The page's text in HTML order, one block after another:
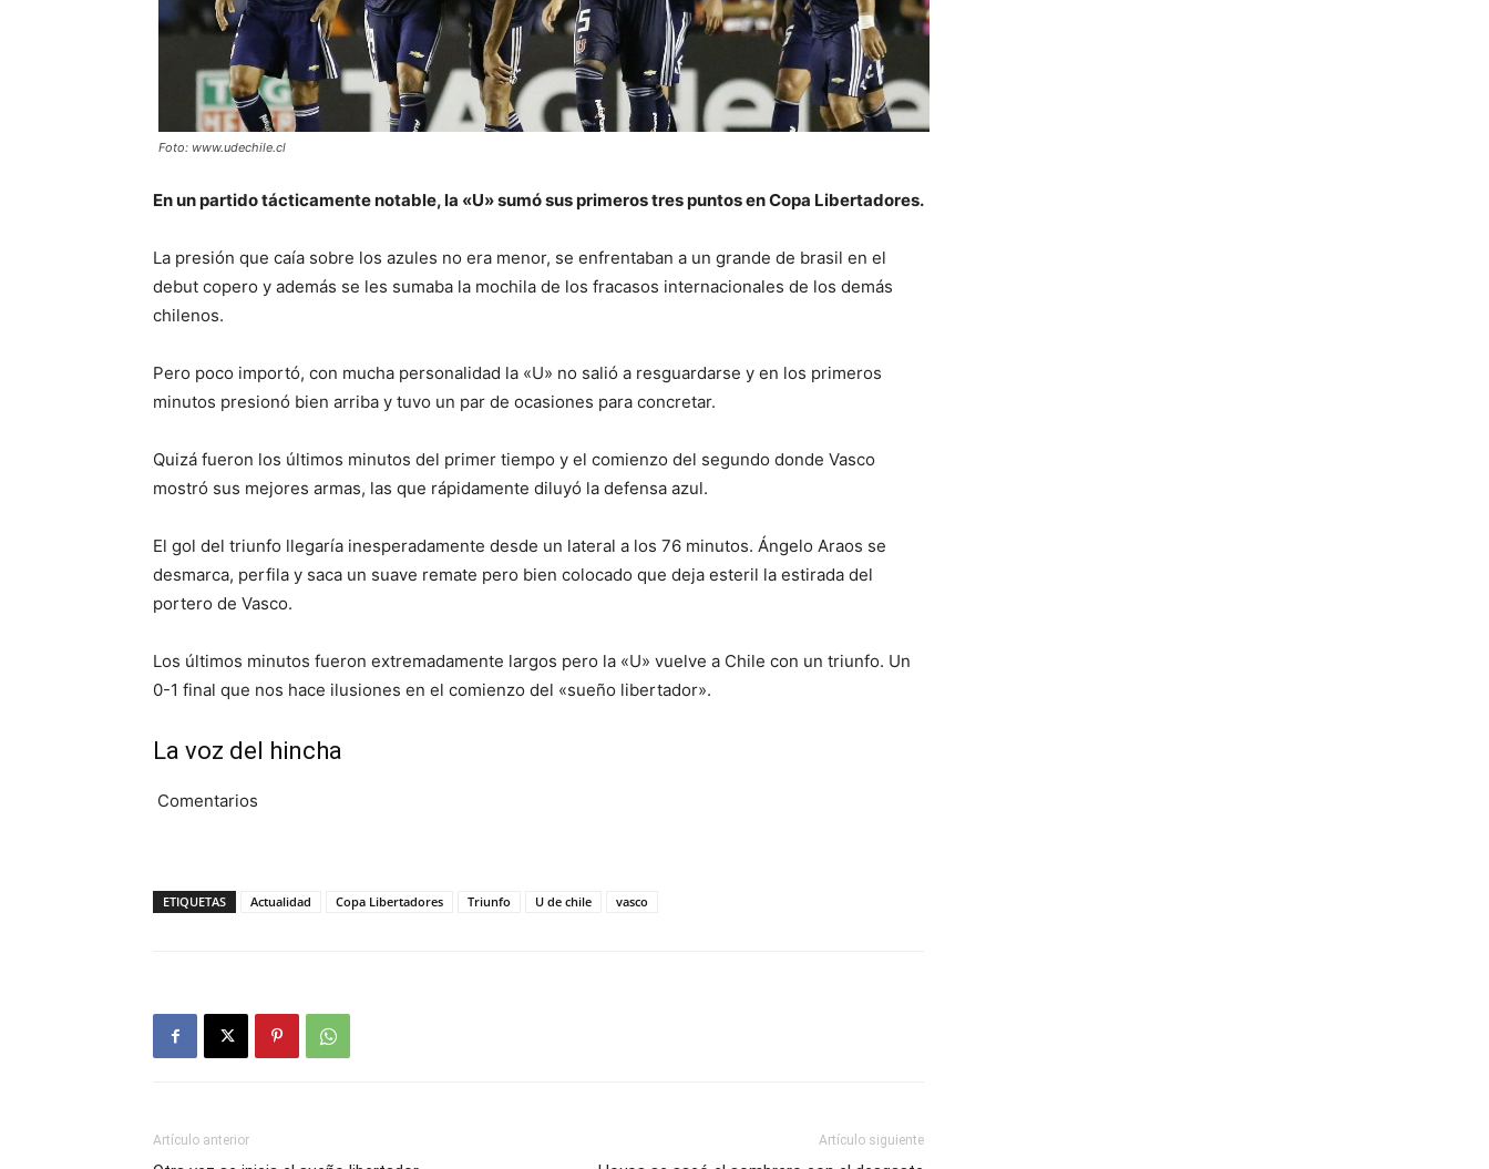
Foto: www.udechile.cl
En un partido tácticamente notable, la «U» sumó sus primeros tres puntos en Copa Libertadores.
La presión que caía sobre los azules no era menor, se enfrentaban a un grande de brasil en el
debut copero y además se les sumaba la mochila de los fracasos internacionales de los demás
chilenos.
Pero poco importó, con mucha personalidad la «U» no salió a resguardarse y en los primeros
minutos presionó bien arriba y tuvo un par de ocasiones para concretar.
Quizá fueron los últimos minutos del primer tiempo y el comienzo del segundo donde Vasco
mostró sus mejores armas, las que rápidamente diluyó la defensa azul.
El gol del triunfo llegaría inesperadamente desde un lateral a los 76 minutos. Ángelo Araos se
desmarca, perfila y saca un suave remate pero bien colocado que deja esteril la estirada del
portero de Vasco.
Los últimos minutos fueron extremadamente largos pero la «U» vuelve a Chile con un triunfo. Un
0-1 final que nos hace ilusiones en el comienzo del «sueño libertador».
La voz del hincha
Comentarios
ETIQUETAS Actualidad Copa Libertadores Triunfo U de chile vasco
Artículo anterior Artículo siguiente